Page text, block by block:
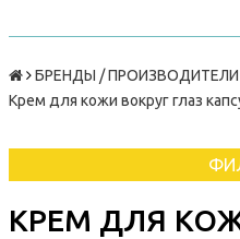
БРЕНДЫ /
Крем для кожи вокруг глаз
КРЕМ ДЛЯ